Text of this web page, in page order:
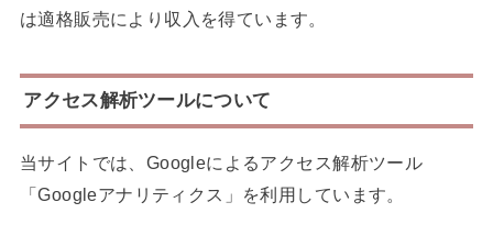
は適格販売により収入を得ています。
アクセス解析ツールについて
当サイトでは、Googleによるアクセス解析ツール
「Googleアナリティクス」を利用しています。